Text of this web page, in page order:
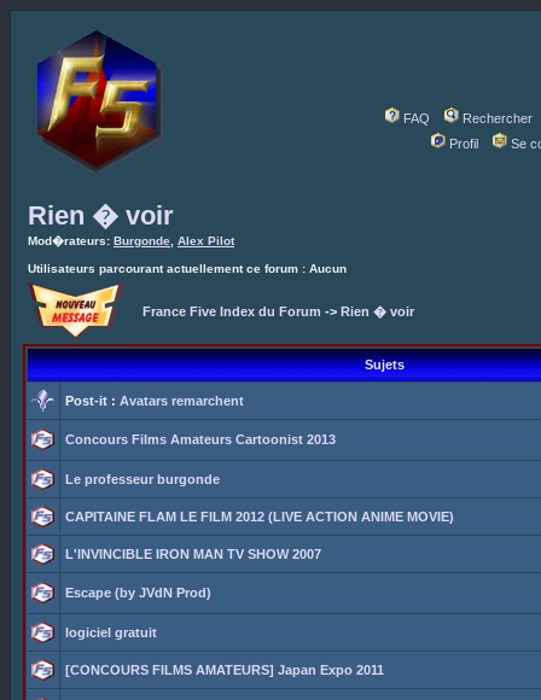
FAQ
Rechercher
Profil
Se
Rien � voir
Mod�rateurs: Burgonde Alex Pilot
Utilisateurs parcourant actuellement ce forum : Aucun
France Five Index du Forum -> Rien � voir
Sujets
Post-it : Avatars remarchent
Concours Films Amateurs Cartoonist 2013
Le professeur burgonde
CAPITAINE FLAM LE FILM 2012 (LIVE ACTION ANIME MOVIE)
L'INVINCIBLE IRON MAN TV SHOW 2007
Escape (by JVdN Prod)
logiciel gratuit
[CONCOURS FILMS AMATEURS] Japan Expo 2011